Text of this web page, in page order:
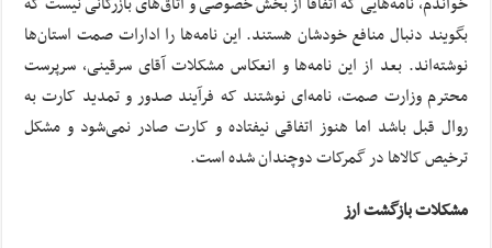
بگویند دنبال منافع خودشان هستند. این نامه‌ها را ادارات صمت استان‌ها
نوشته‌اند. بعد از این نامه‌ها و انعکاس مشکلات آقای سرقینی، سرپرست
محترم وزارت صمت، نامه‌ای نوشتند که فرآیند صدور و تمدید کارت به
روال قبل باشد اما هنوز اتفاقی نیفتاده و کارت صادر نمی‌شود و مشکل
ترخیص کالاها در گمرکات دوچندان شده است.
مشکلات بازگشت ارز